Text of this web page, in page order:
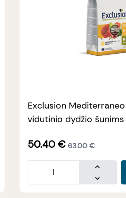
Exclusion
vidutinio dydžio šunims
50.40€ 63.00 €